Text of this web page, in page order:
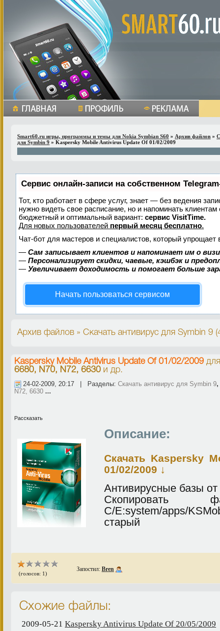
Smart60.ru игры, программы и темы для Nokia Symbian S60 » Архив файлов »
для Symbin 9 » Kaspersky Mobile Antivirus Update Of 01/02/2009
Сервис онлайн-записи на собственном
Тот, кто работает в сфере услуг, знает — без ведения
нужно видеть свое расписание, но и напоминать
бюджетный и оптимальный вариант: сервис VisitTime.
Для новых пользователей первый месяц бесплатно.
Чат-бот для мастеров и специалистов, который упрощает
— Сам записывает клиентов и напоминает им о
— Персонализирует скидки, чаевые, кэшбэк и
— Увеличивает доходимость и помогает больше
Начать пользоваться сервисом
Архив файлов » Скачать антивирус для Symbin 9
Kaspersky Mobile Antivirus Update Of 01/02/2009
6680, N70, N72, 6630и др.
24-02-2009, 20:17 | Разделы: Скачать антивирус для Symbin 9
N72, 6630 ...
Рассказать
Описание:
Скачать Kaspersky
01/02/2009 ↓
Антивирусные базы
C/E:system/apps/
старый
(голосов: 1)
Запостил: Bren
Схожие файлы:
2009-05-21 Kaspersky Antivirus Update Of 20/05/2009